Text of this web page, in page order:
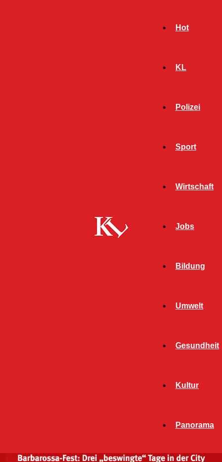
Hot
KL
Polizei
Sport
Wirtschaft
Jobs
Bildung
Umwelt
Gesundheit
Kultur
Panorama